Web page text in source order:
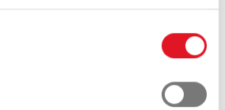
Uitrustingen